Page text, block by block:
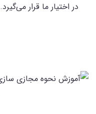
در اختیار ما قرار می‌گیرد.